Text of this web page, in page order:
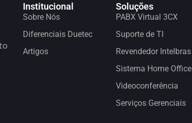
Institucional
Sobre Nós
Diferenciais Duetec
Artigos
Soluções
PABX Virtual 3CX
Suporte de TI
Revendedor Intelbras
Sistema Home Office
Videoconferência
Serviços Gerenciais